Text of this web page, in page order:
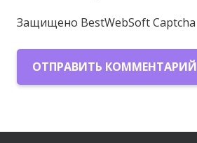
Защищено BestWebSoft Captcha
ОТПРАВИТЬ КОММЕНТАРИЙ